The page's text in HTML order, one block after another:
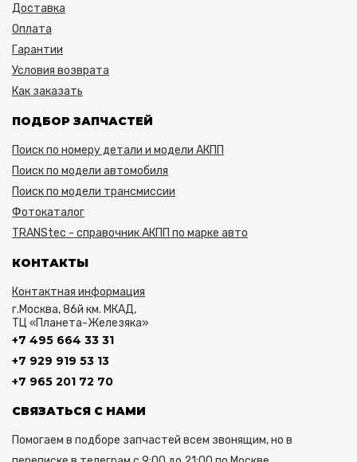
Доставка
Оплата
Гарантии
Условия возврата
Как заказать
ПОДБОР ЗАПЧАСТЕЙ
Поиск по номеру детали и модели АКПП
Поиск по модели автомобиля
Поиск по модели трансмиссии
Фотокаталог
TRANStec - справочник АКПП по марке авто
КОНТАКТЫ
Контактная информация
г.Москва, 86й км. МКАД,
ТЦ «Планета-Железяка»
+7 495 664 33 31
+7 929 919 53 13
+7 965 201 72 70
СВЯЗАТЬСЯ С НАМИ
Помогаем в подборе запчастей всем звонящим, но в